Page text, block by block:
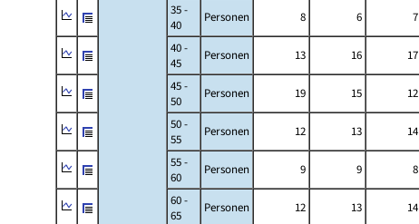
35 -
40
Personen 8 6 7
40 -
45
Personen 13 16 17
45 -
50
Personen 19 15 12
50 -
55
Personen 12 13 14
55 -
60
Personen 9 9 8
60 -
65
Personen 12 13 14